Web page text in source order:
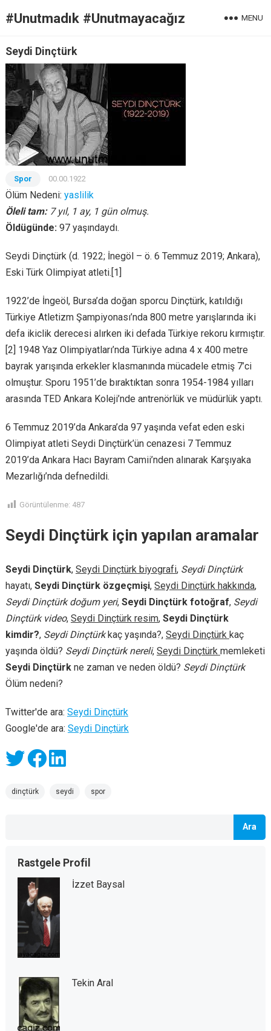
#Unutmadık #Unutmayacağız MENU
Seydi Dinçtürk
Spor 00.00.1922
Ölüm Nedeni: yaslilik
Öleli tam: 7 yıl, 1 ay, 1 gün olmuş.
Öldügünde: 97 yaşındaydı.
Seydi Dinçtürk (d. 1922; İnegöl – ö. 6 Temmuz 2019; Ankara),
Eski Türk Olimpiyat atleti.[1]
1922’de İngeöl, Bursa’da doğan sporcu Dinçtürk, katıldığı
Türkiye Atletizm Şampiyonası’nda 800 metre yarışlarında iki
defa ikiclik derecesi alırken iki defada Türkiye rekoru kırmıştır.
[2] 1948 Yaz Olimpiyatları’nda Türkiye adına 4 x 400 metre
bayrak yarışında erkekler klasmanında mücadele etmiş 7’ci
olmuştur. Sporu 1951’de bıraktıktan sonra 1954-1984 yılları
arasında TED Ankara Koleji’nde antrenörlük ve müdürlük yaptı.
6 Temmuz 2019’da Ankara’da 97 yaşında vefat eden eski
Olimpiyat atleti Seydi Dinçtürk’ün cenazesi 7 Temmuz
2019’da Ankara Hacı Bayram Camii’nden alınarak Karşıyaka
Mezarlığı’nda defnedildi.
Görüntülenme: 487
Seydi Dinçtürk için yapılan aramalar
Seydi Dinçtürk, Seydi Dinçtürk biyografi, Seydi Dinçtürk
hayatı, Seydi Dinçtürk özgeçmişi, Seydi Dinçtürk hakkında,
Seydi Dinçtürk doğum yeri, Seydi Dinçtürk fotoğraf, Seydi
Dinçtürk video, Seydi Dinçtürk resim, Seydi Dinçtürk
kimdir?, Seydi Dinçtürkkaç yaşında?, Seydi Dinçtürk kaç
yaşında öldü? Seydi Dinçtürk nereli, Seydi Dinçtürk memleketi
Seydi Dinçtürkne zaman ve neden öldü? Seydi Dinçtürk
Ölüm nedeni?
Twitter'de ara: Seydi Dinçtürk
Google'de ara: Seydi Dinçtürk
dinçtürk seydi spor
Ara
Rastgele Profil
İzzet Baysal
Tekin Aral